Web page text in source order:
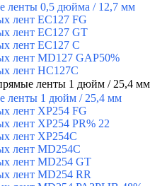
ленты 0,5 дюйма / 12,7 мм
лент EC127 FG
лент EC127 GT
лент EC127 С
лент MD127 GAP50%
лент HC127C
ленты 1 дюйм / 25,4 мм
ленты 1 дюйм / 25,4 мм
лент XP254 FG
лент XP254 PR% 22
лент XP254C
лент MD254C
лент MD254 GT
лент MD254 RR